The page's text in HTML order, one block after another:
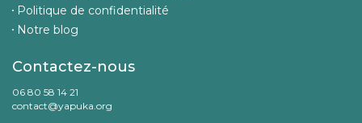
Politique de confidentialité
Notre blog
Contactez-nous
06 80 58 14 21
contact@yapuka.org